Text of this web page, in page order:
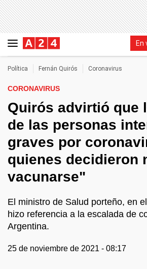
En
Política Fernán Quirós Coronavirus
CORONAVIRUS
Quirós advirtió que
de las personas
graves por
quienes decidieron
vacunarse"
El ministro de Salud porteño, en
hizo referencia a la escalada de
Argentina.
25 de noviembre de 2021 - 08:17